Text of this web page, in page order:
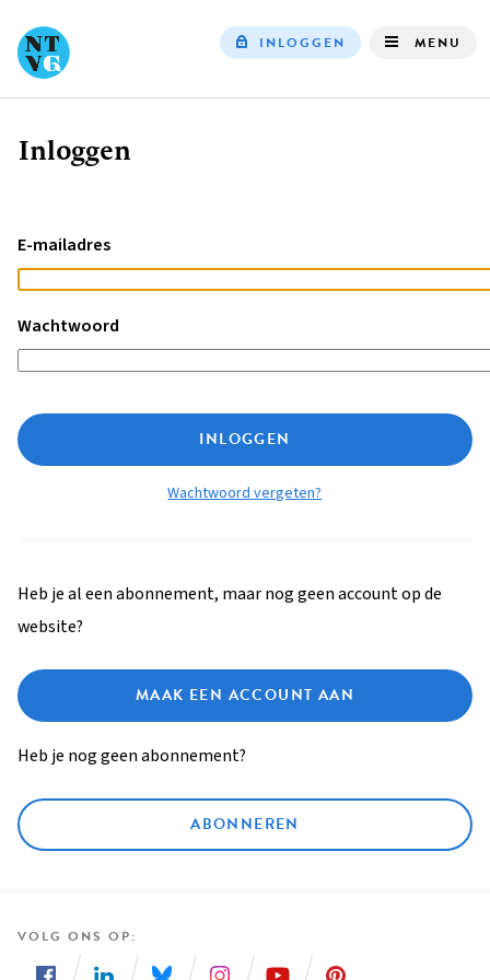
INLOGGEN MENU
Kruimelpad
Inloggen
E-mailadres
Wachtwoord
INLOGGEN
Wachtwoord vergeten?
Heb je al een abonnement, maar nog geen account op de
website?
MAAK EEN ACCOUNT AAN
Heb je nog geen abonnement?
ABONNEREN
VOLG ONS OP